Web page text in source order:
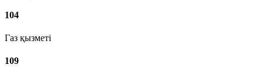
104
Газ қызметі
109